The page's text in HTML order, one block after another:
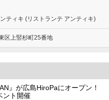
ティキ (リストランテ アンティキ)
区上竪杉町25番地
』が広島HiroPaにオープン！
ント開催